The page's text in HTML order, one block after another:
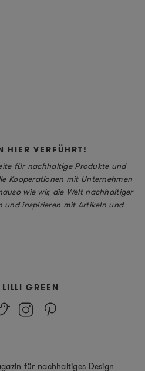
HIER VERFÜHRT!
für nachhaltige Produkte und
Kooperationen mit Unternehmen
wie wir, die Welt nachhaltiger
und inspirieren mit Artikeln und
GREEN
für nachhaltiges Design